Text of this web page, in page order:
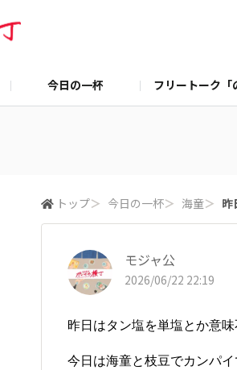
今日の一杯 フリートーク「
トップ＞ 今日の一杯＞ 海童＞ 昨
モジャ公
2026/06/22 22:19
昨日はタン塩を単塩とか意
今日は海童と枝豆でカンパ